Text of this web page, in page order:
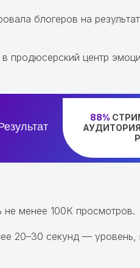
блогеров на
в продюсерский центр
не менее 100К просмотров.
20–30 секунд —
88%